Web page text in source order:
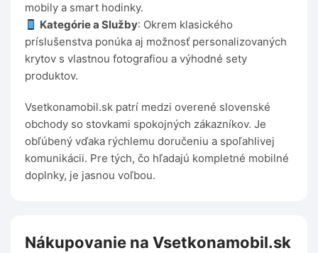
mobily a smart hodinky.
Kategórie a Služby: Okrem klasického
príslušenstva ponúka aj možnosť personalizovaných
krytov s vlastnou fotografiou a výhodné sety
produktov.
Vsetkonamobil.sk patrí medzi overené slovenské
obchody so stovkami spokojných zákazníkov. Je
obľúbený vďaka rýchlemu doručeniu a spoľahlivej
komunikácii. Pre tých, čo hľadajú kompletné mobilné
doplnky, je jasnou voľbou.
Nákupovanie na Vsetkonamobil.sk